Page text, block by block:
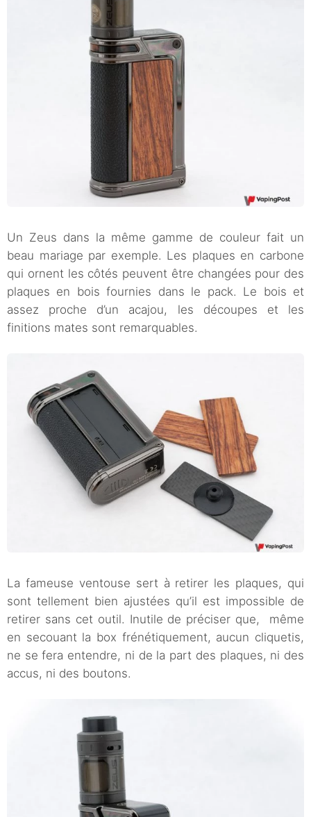
Un Zeus dans la même gamme de couleur fait un
beau mariage par exemple. Les plaques en carbone
qui ornent les côtés peuvent être changées pour des
plaques en bois fournies dans le pack. Le bois et
assez proche d’un acajou, les découpes et les
finitions mates sont remarquables.
La fameuse ventouse sert à retirer les plaques, qui
sont tellement bien ajustées qu’il est impossible de
retirer sans cet outil. Inutile de préciser que, même
en secouant la box frénétiquement, aucun cliquetis,
ne se fera entendre, ni de la part des plaques, ni des
accus, ni des boutons.